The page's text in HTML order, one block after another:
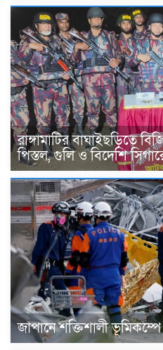
রাঙ্গামাটির বাঘাইছড়িতে
পিস্তল, গুলি ও বিদেশি
জাপানে শক্তিশালী